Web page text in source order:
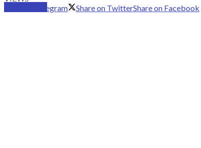
Share on Telegram
Share on TwitterShare on Facebook